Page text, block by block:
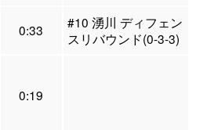
0:33
#10 湧川 ディフェン
スリバウンド(0-3-3)
0:19